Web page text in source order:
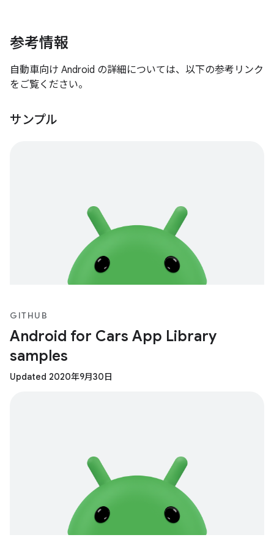
参考情報
自動車向け Android の詳細については、以下の参考リンク
をご覧ください。
サンプル
GITHUB
Android for Cars App Library
samples
Updated 2020年9月30日